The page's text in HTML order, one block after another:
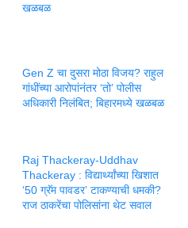
खळबळ
Gen Z चा दुसरा मोठा विजय? राहुल
गांधींच्या आरोपांनंतर ‘तो’ पोलीस
अधिकारी निलंबित; बिहारमध्ये खळबळ
Raj Thackeray-Uddhav
Thackeray : विद्यार्थ्यांच्या खिशात
‘50 ग्रॅम पावडर’ टाकण्याची धमकी?
राज ठाकरेंचा पोलिसांना थेट सवाल